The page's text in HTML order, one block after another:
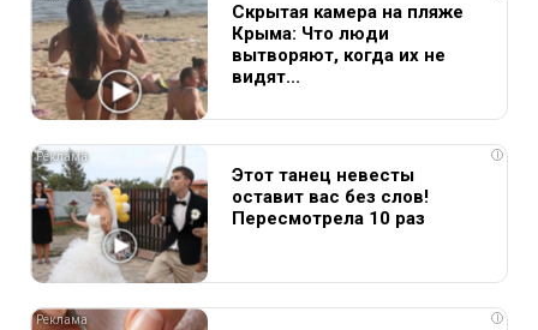
Скрытая камера на пляже
Крыма: Что люди
вытворяют, когда их не
видят...
i
Этот танец невесты
оставит вас без слов!
Пересмотрела 10 раз
i